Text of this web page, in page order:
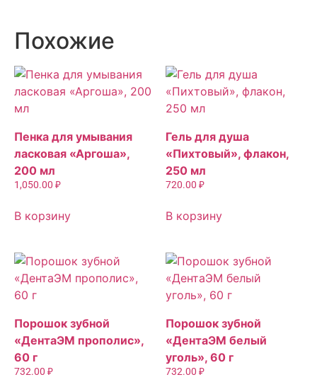
Похожие
Пенка для умывания
ласковая «Аргоша»,
200 мл
1,050.00 ₽
В корзину
Гель для душа
«Пихтовый», флакон,
250 мл
720.00 ₽
В корзину
Порошок зубной
«ДентаЭМ прополис»,
60 г
732.00 ₽
Порошок зубной
«ДентаЭМ белый
уголь», 60 г
732.00 ₽